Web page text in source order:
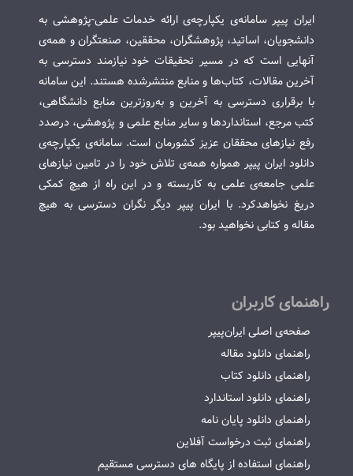
ایران پیپر سامانه‌ی یکپارچه‌ی ارائه خدمات علمی-پژوهشی به
دانشجویان، اساتید، پژوهشگران، محققین، صنعتگران و همه‌ی
آنهایی است که در مسیر تحقیقات خود نیازمند دسترسی به
آخرین مقالات، کتاب‌ها و منابع منتشرشده هستند. این سامانه
با برقراری دسترسی به آخرین و به‌روزترین منابع دانشگاهی،
کتب مرجع، استانداردها و سایر منابع علمی و پژوهشی، درصدد
رفع نیازهای محققان عزیز کشورمان است. سامانه‌ی یکپارچه‌ی
دانلود ایران پیپر همواره همه‌ی تلاش خود را در تامین نیازهای
علمی جامعه‌ی علمی به کاربسته و در این راه از هیچ کمکی
دریغ نخواهدکرد. با ایران پیپر دیگر نگران دسترسی به هیچ
مقاله و کتابی نخواهید بود.
راهنمای کاربران
صفحه‌ی اصلی ایران‌پیپر
راهنمای دانلود مقاله
راهنمای دانلود کتاب
راهنمای دانلود استاندارد
راهنمای دانلود پایان نامه
راهنمای ثبت درخواست آفلاین
راهنمای استفاده از پایگاه های دسترسی مستقیم